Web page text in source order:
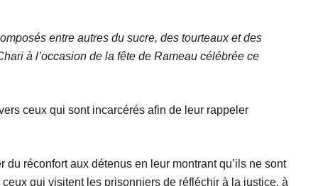
entre autres du sucre, des tourteaux et des
à l’occasion de la fête de Rameau célébrée ce
ceux qui sont incarcérés afin de leur rappeler
réconfort aux détenus en leur montrant qu’ils ne sont
qui visitent les prisonniers de réfléchir à la justice, à